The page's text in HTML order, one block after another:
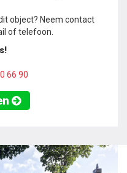
object? Neem contact
of telefoon.
66 90